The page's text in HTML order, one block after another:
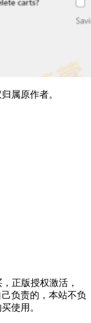
属原作者。
正版授权激活，
负责的，本站不负
使用。